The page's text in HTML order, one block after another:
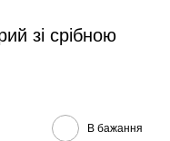
зі срібною
В бажання